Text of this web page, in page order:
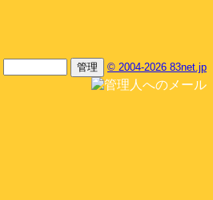
© 2004-2026 83net.jp